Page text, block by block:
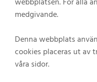
medgivande.
Denna webbplats
cookies placeras ut av
våra sidor.